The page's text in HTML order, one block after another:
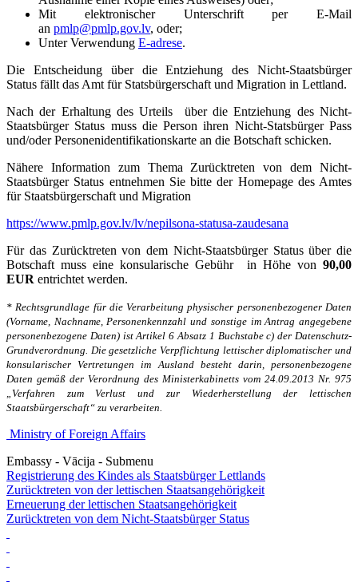
Mit elektronischer Unterschrift per E-Mail
an pmlp@pmlp.gov.lv, oder;
Unter Verwendung E-adrese.
Die Entscheidung über die Entziehung des Nicht-Staatsbürger
Status fällt das Amt für Statsbürgerschaft und Migration in Lettland.
Nach der Erhaltung des Urteils über die Entziehung des Nicht-
Staatsbürger Status muss die Person ihren Nicht-Statsbürger Pass
und/oder Personenidentifikationskarte an die Botschaft schicken.
Nähere Information zum Thema Zurücktreten von dem Nicht-
Staatsbürger Status entnehmen Sie bitte der Homepage des Amtes
für Staatsbürgerschaft und Migration
https://www.pmlp.gov.lv/lv/nepilsona-statusa-zaudesana
Für das Zurücktreten von dem Nicht-Staatsbürger Status über die
Botschaft muss eine konsularische Gebühr in Höhe von 90,00
EUR entrichtet werden.
* Rechtsgrundlage für die Verarbeitung physischer personenbezogener Daten
(Vorname, Nachname, Personenkennzahl und sonstige im Antrag angegebene
personenbezogene Daten) ist Artikel 6 Absatz 1 Buchstabe c) der Datenschutz-
Grundverordnung. Die gesetzliche Verpflichtung lettischer diplomatischer und
konsularischer Vertretungen im Ausland besteht darin, personenbezogene
Daten gemäß der Verordnung des Ministerkabinetts vom 24.09.2013 Nr. 975
„Verfahren zum Verlust und zur Wiederherstellung der lettischen
Staatsbürgerschaft“ zu verarbeiten.
Ministry of Foreign Affairs
Embassy - Vācija - Submenu
Registrierung des Kindes als Staatsbürger Lettlands
Zurücktreten von der lettischen Staatsangehörigkeit
Erneuerung der lettischen Staatsangehörigkeit
Zurücktreten von dem Nicht-Staatsbürger Status